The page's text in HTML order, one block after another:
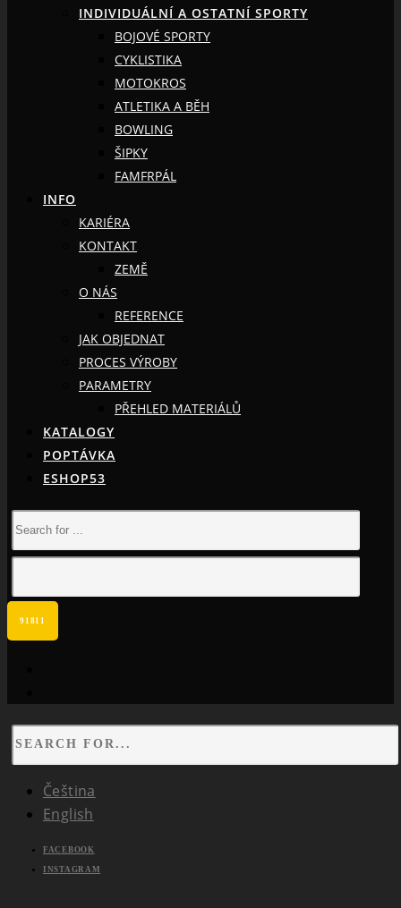
INDIVIDUÁLNÍ A OSTATNÍ SPORTY
BOJOVÉ SPORTY
CYKLISTIKA
MOTOKROS
ATLETIKA A BĚH
BOWLING
ŠIPKY
FAMFRPÁL
INFO
KARIÉRA
KONTAKT
ZEMĚ
O NÁS
REFERENCE
JAK OBJEDNAT
PROCES VÝROBY
PARAMETRY
PŘEHLED MATERIÁLŮ
KATALOGY
POPTÁVKA
ESHOP53
Čeština
English
FACEBOOK
INSTAGRAM